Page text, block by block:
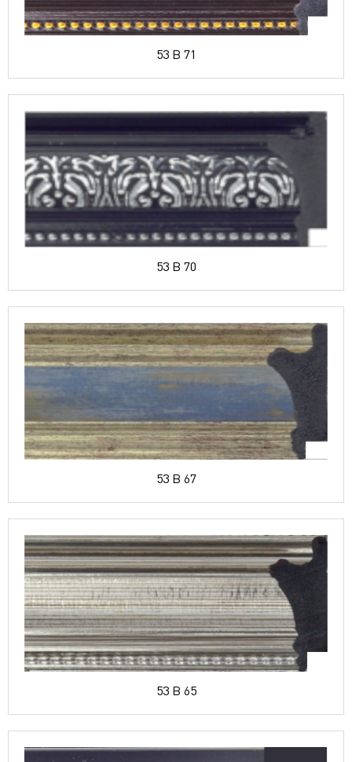
53 B 71
53 B 70
53 B 67
53 B 65